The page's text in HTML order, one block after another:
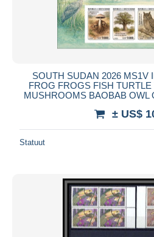
SOUTH SUDAN 2026 MS1V
FROG FROGS FISH
MUSHROOMS BAOBAB OWL
± US$
Statuut